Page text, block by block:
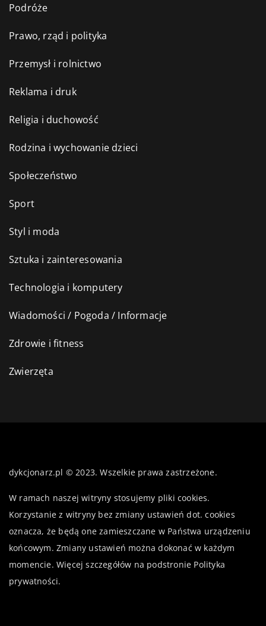
Podróże
Prawo, rząd i polityka
Przemysł i rolnictwo
Reklama i druk
Religia i duchowość
Rodzina i wychowanie dzieci
Społeczeństwo
Sport
Styl i moda
Sztuka i zainteresowania
Technologia i komputery
Wiadomości / Pogoda / Informacje
Zdrowie i fitness
Zwierzęta
dykcjonarz.pl © 2023. Wszelkie prawa zastrzeżone.
W ramach naszej witryny stosujemy pliki cookies.
Korzystanie z witryny bez zmiany ustawień dot. cookies
oznacza, że będą one zamieszczane w Państwa urządzeniu
końcowym. Zmiany ustawień można dokonać w każdym
momencie. Więcej szczegółów na podstronie Polityka
prywatności.